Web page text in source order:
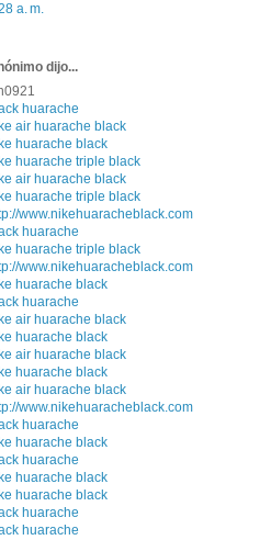
a. m.
dijo...
huarache
air huarache black
huarache black
huarache triple black
air huarache black
huarache triple black
www.nikehuaracheblack.com
huarache
huarache triple black
www.nikehuaracheblack.com
huarache black
huarache
air huarache black
huarache black
air huarache black
huarache black
air huarache black
www.nikehuaracheblack.com
huarache
huarache black
huarache
huarache black
huarache black
huarache
huarache